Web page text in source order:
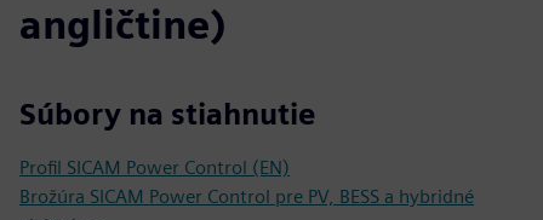
angličtine)
Súbory na stiahnutie
Profil SICAM Power Control (EN)
Brožúra SICAM Power Control pre PV, BESS a hybridné